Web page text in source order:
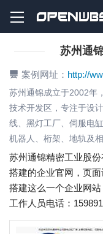
苏州通
案例网址： http://
苏州通锦成立于2002年
技术开发区，专注于设
线、黑灯工厂、伺服电
机器人、桁架、地轨及
苏州通锦精密工业股
搭建的企业官网，页
搭建这么一个企业网
工作人员电话：